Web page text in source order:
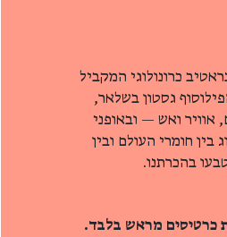
כרונולוגי המקביל
גסטון בשלאר,
ואש — ובאופני
חומרי העולם ובין
בהכרתנו.
כרטיסים מראש בלבד.